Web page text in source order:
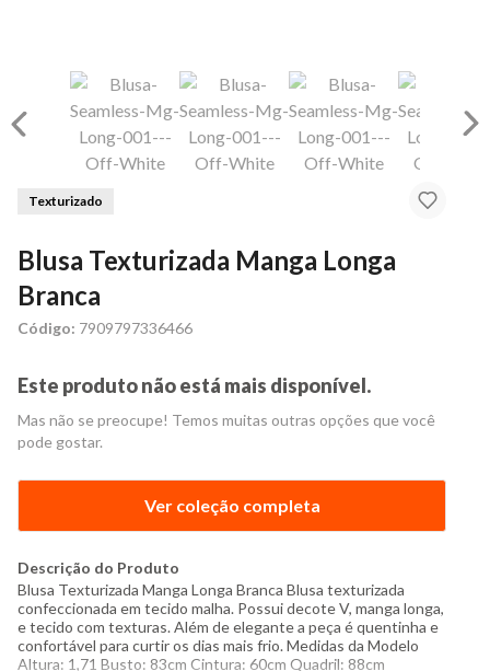
Texturizado
Blusa Texturizada Manga Longa
Branca
Código: 7909797336466
Este produto não está mais disponível.
Mas não se preocupe! Temos muitas outras opções que você
pode gostar.
Ver coleção completa
Descrição do Produto
Blusa Texturizada Manga Longa Branca Blusa texturizada
confeccionada em tecido malha. Possui decote V, manga longa,
e tecido com texturas. Além de elegante a peça é quentinha e
confortável para curtir os dias mais frio. Medidas da Modelo
Altura: 1,71 Busto: 83cm Cintura: 60cm Quadril: 88cm